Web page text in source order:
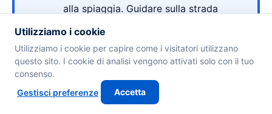
alla spiaggia. Guidare sulla strada
sterrata per la spiaggia di Balos è un
devi raggiungere una spiaggia remota,
gli ultimi chilometri.
Ghiaia e sentieri di montagna
Utilizziamo i cookie
Utilizziamo i cookie per capire come i visitatori utilizzano
questo sito. I cookie di analisi vengono attivati solo con il tuo
consenso.
Gestisci preferenze
Accetta